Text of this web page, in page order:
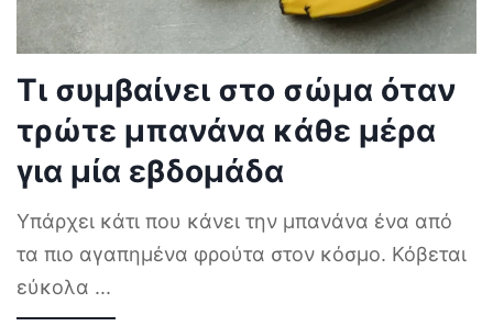
Τι συμβαίνει στο σώμα όταν
τρώτε μπανάνα κάθε μέρα
για μία εβδομάδα
Υπάρχει κάτι που κάνει την μπανάνα ένα από
τα πιο αγαπημένα φρούτα στον κόσμο. Κόβεται
εύκολα ...